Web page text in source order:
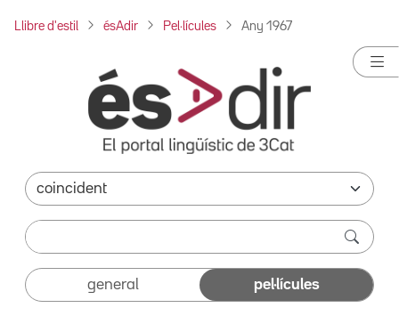
Llibre d'estil ésAdir Pel·lícules Any 1967
general pel·lícules